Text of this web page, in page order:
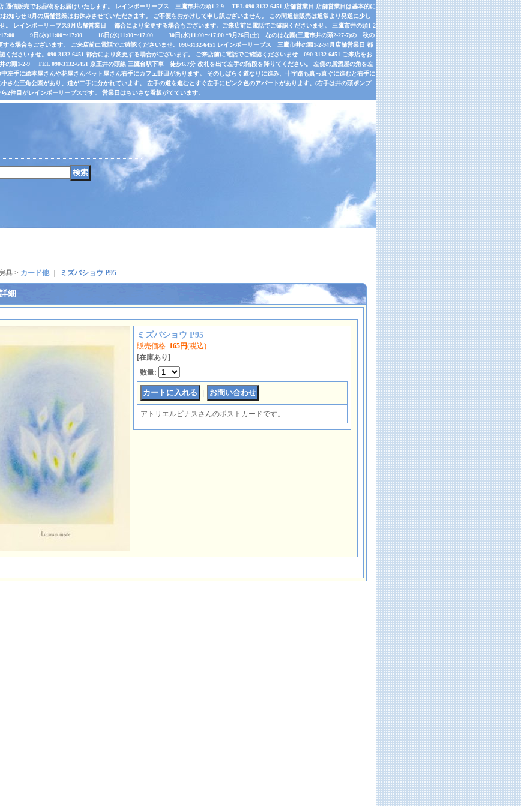
通信販売でお品物をお届けいたします。 レインボーリーブス 三鷹市井の頭1-2-9 TEL 090-3132-6451 店舗営業日 店舗営業日は基本的に
らせ 8月の店舗営業はお休みさせていただきます。 ご不便をおかけして申し訳ございません。 この間通信販売は通常より発送に少し
。 レインボーリーブス9月店舗営業日 都合により変更する場合もございます。ご来店前に電話でご確認くださいませ。 三鷹市井の頭1-2
17:00 9日(水)11:00〜17:00 16日(水)11:00〜17:00 30日(水)11:00〜17:00 *9月26日(土) なのはな園(三鷹市井の頭2-27-7)の 秋の
る場合もございます。 ご来店前に電話でご確認くださいませ。090-3132-6451 レインボーリーブス 三鷹市井の頭1-2-94月店舗営業日 都
くださいませ。090-3132-6451 都合により変更する場合がございます。 ご来店前に電話でご確認くださいませ 090-3132-6451 ご来店をお
頭1-2-9 TEL 090-3132-6451 京王井の頭線 三鷹台駅下車 徒歩6.7分 改札を出て左手の階段を降りてください。 左側の居酒屋の角を左
左手に絵本屋さんや花屋さんペット屋さん右手にカフェ野田があります。 そのしばらく道なりに進み、十字路も真っ直ぐに進むと右手に
さな三角公園があり、道が二手に分かれています。 左手の道を進むとすぐ左手にピンク色のアパートがあります。(右手は井の頭ポンプ
2件目がレインボーリーブスです。 営業日はちいさな看板がてています。
具 > カード他｜ ミズバショウ P95
細
ミズバショウ P95
販売価格: 165円(税込)
[在庫あり]
数量:
アトリエルピナスさんのポストカードです。